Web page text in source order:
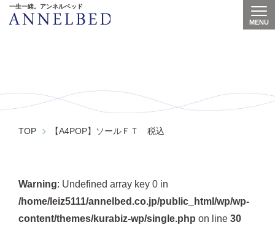
一生一緒。アンネルベッド
MENU
TOP 【A4POP】ソールＦＴ 税込
Warning: Undefined array key 0 in
/home/leiz5111/annelbed.co.jp/public_html/wp/wp-
content/themes/kurabiz-wp/single.php on line 30